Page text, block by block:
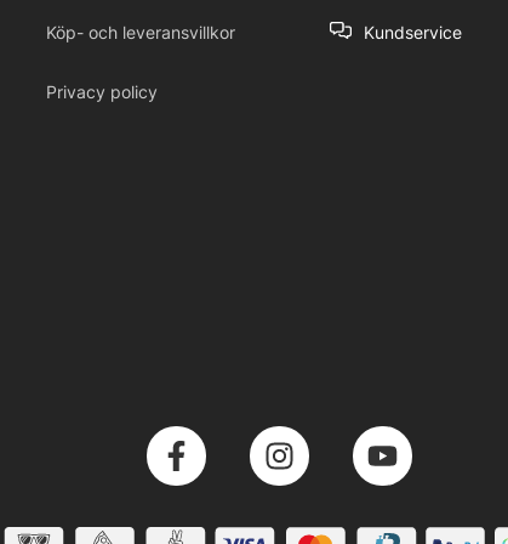
Köp- och leveransvillkor
Privacy policy
Kundservice